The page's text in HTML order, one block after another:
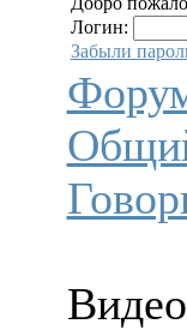
Логин:
Забыли